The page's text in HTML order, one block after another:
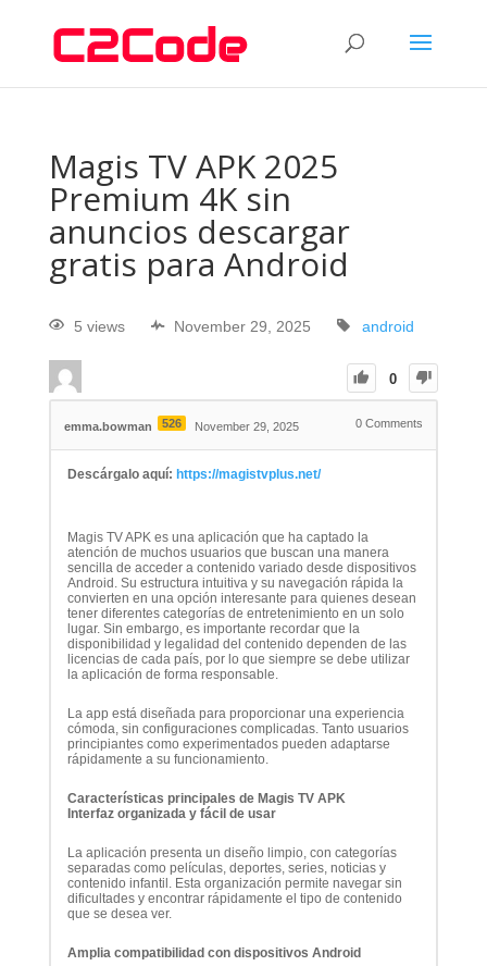
Magis TV APK 2025
Premium 4K sin
anuncios descargar
gratis para Android
5 views November 29, 2025 android
0
emma.bowman 526 November 29, 2025 0 Comments
Descárgalo aquí: https://magistvplus.net/
Magis TV APK es una aplicación que ha captado la
atención de muchos usuarios que buscan una manera
sencilla de acceder a contenido variado desde dispositivos
Android. Su estructura intuitiva y su navegación rápida la
convierten en una opción interesante para quienes desean
tener diferentes categorías de entretenimiento en un solo
lugar. Sin embargo, es importante recordar que la
disponibilidad y legalidad del contenido dependen de las
licencias de cada país, por lo que siempre se debe utilizar
la aplicación de forma responsable.
La app está diseñada para proporcionar una experiencia
cómoda, sin configuraciones complicadas. Tanto usuarios
principiantes como experimentados pueden adaptarse
rápidamente a su funcionamiento.
Características principales de Magis TV APK
Interfaz organizada y fácil de usar
La aplicación presenta un diseño limpio, con categorías
separadas como películas, deportes, series, noticias y
contenido infantil. Esta organización permite navegar sin
dificultades y encontrar rápidamente el tipo de contenido
que se desea ver.
Amplia compatibilidad con dispositivos Android